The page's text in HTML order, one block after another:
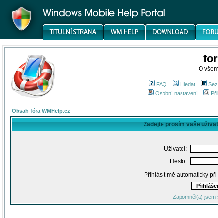
O
FAQ Hledat
Osobní nastavení
Obsah fóra WMHelp.cz
Zadejte prosím vaše
Uživatel:
Heslo:
Přihlásit mě automaticky
Zapomněl(a) jsem